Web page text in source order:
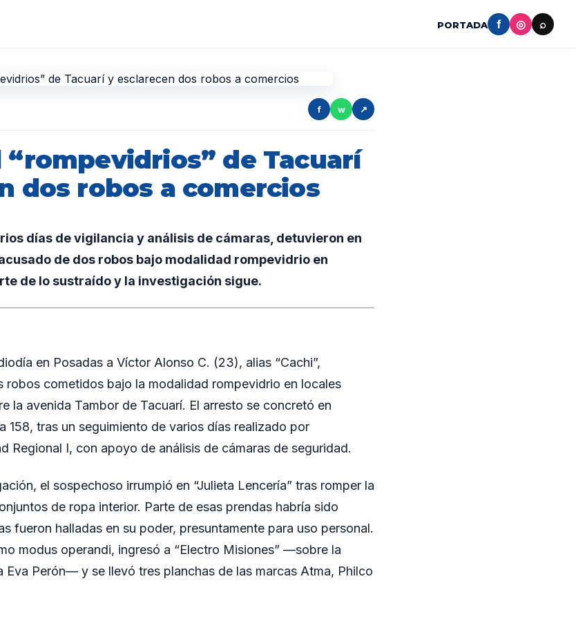
PORTADA f ◎ ⌕
f w ↗
“rompevidrios” de Tacuarí
dos robos a comercios
días de vigilancia y análisis de cámaras, detuvieron en
de dos robos bajo modalidad rompevidrio en
de lo sustraído y la investigación sigue.
en Posadas a Víctor Alonso C. (23), alias “Cachi”,
robos cometidos bajo la modalidad rompevidrio en locales
la avenida Tambor de Tacuarí. El arresto se concretó en
158, tras un seguimiento de varios días realizado por
Regional I, con apoyo de análisis de cámaras de seguridad.
el sospechoso irrumpió en “Julieta Lencería” tras romper la
de ropa interior. Parte de esas prendas habría sido
fueron halladas en su poder, presuntamente para uso personal.
modus operandi, ingresó a “Electro Misiones” —sobre la
Eva Perón— y se llevó tres planchas de las marcas Atma, Philco